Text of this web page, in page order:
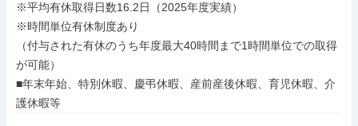
※平均有休取得日数16.2日（2025年度実績）
※時間単位有休制度あり
（付与された有休のうち年度最大40時間まで1時間単位での取得
が可能）
■年末年始、特別休暇、慶弔休暇、産前産後休暇、育児休暇、介
護休暇等